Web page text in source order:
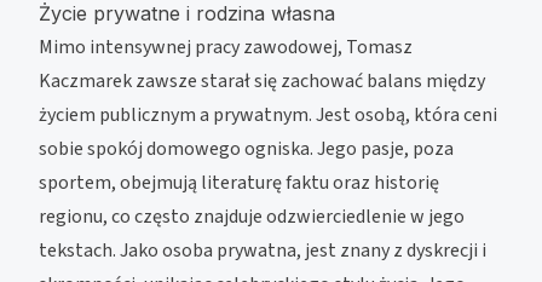
Życie prywatne i rodzina własna
Mimo intensywnej pracy zawodowej, Tomasz
Kaczmarek zawsze starał się zachować balans między
życiem publicznym a prywatnym. Jest osobą, która ceni
sobie spokój domowego ogniska. Jego pasje, poza
sportem, obejmują literaturę faktu oraz historię
regionu, co często znajduje odzwierciedlenie w jego
tekstach. Jako osoba prywatna, jest znany z dyskrecji i